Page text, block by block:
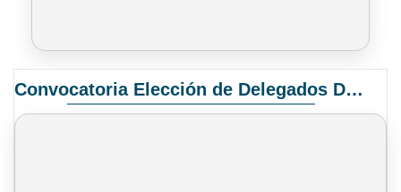
Convocatoria Elección de Delegados Docentes para el XIV Congreso Nacional de Universidades